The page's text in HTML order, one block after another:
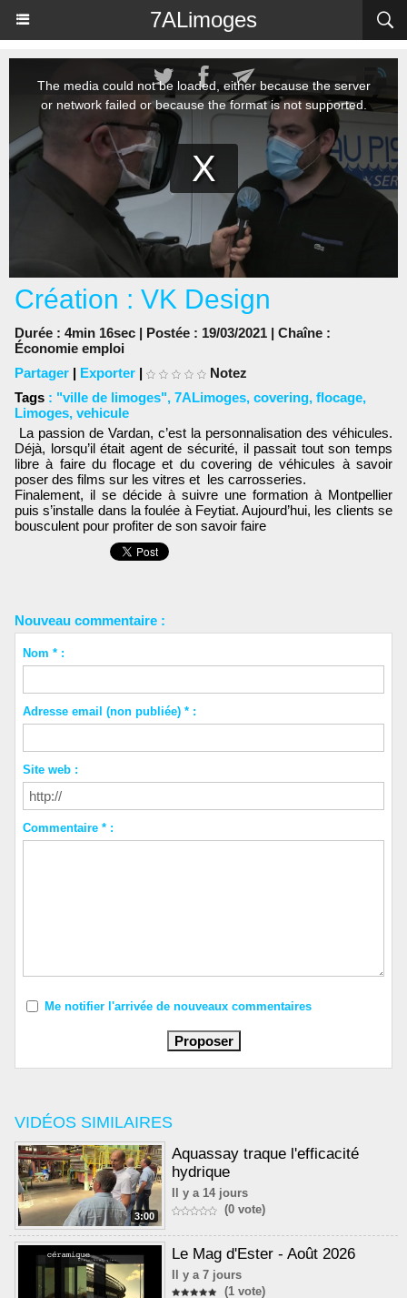
7ALimoges
VIDÉOS SIMILAIRES
3:00
Aquassay traque l'efficacité
hydrique
Il y a 14 jours
(0 vote)
Le Mag d'Ester - Août 2026
Il y a 7 jours
(1 vote)
Création : VK Design
Durée : 4min 16sec | Postée : 19/03/2021 | Chaîne :
Économie emploi
Partager | Exporter |
Notez
Tags : "ville de limoges", 7ALimoges, covering, flocage,
Limoges, vehicule
La passion de Vardan, c’est la personnalisation des véhicules.
Déjà, lorsqu’il était agent de sécurité, il passait tout son temps
libre à faire du flocage et du covering de véhicules à savoir
poser des films sur les vitres et les carrosseries.
Finalement, il se décide à suivre une formation à Montpellier
puis s’installe dans la foulée à Feytiat. Aujourd’hui, les clients se
bousculent pour profiter de son savoir faire
Nouveau commentaire :
Nom * :
Adresse email (non publiée) * :
Site web :
Commentaire * :
Me notifier l'arrivée de nouveaux commentaires